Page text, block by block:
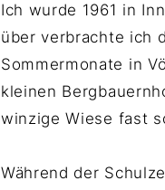
Ich wurde 1961 in
über verbrachte ich
Sommermonate in
kleinen
winzige Wiese fast
Während der